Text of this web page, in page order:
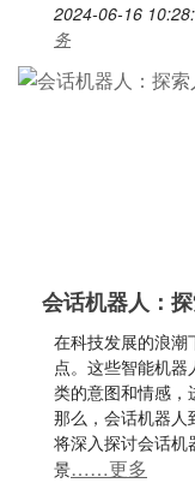
2024-06-16
务
会话机器人：
在科技发展的浪潮
点。这些智能机器
类的意图和情感，
那么，会话机器人
将深入探讨会话机
景……更多